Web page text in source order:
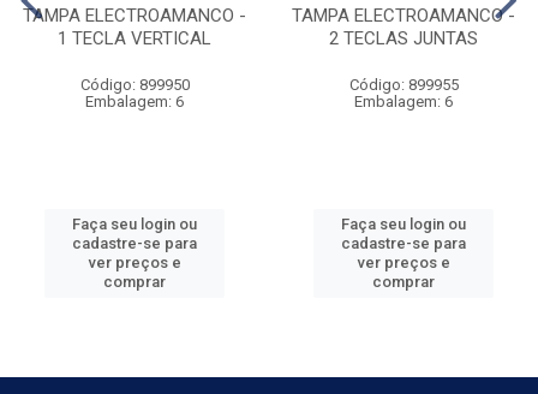
TAMPA ELECTROAMANCO -
1 TECLA VERTICAL
Código: 899950
Embalagem: 6
Faça seu login ou
cadastre-se para
ver preços e
comprar
TAMPA ELECTROAMANCO -
2 TECLAS JUNTAS
Código: 899955
Embalagem: 6
Faça seu login ou
cadastre-se para
ver preços e
comprar